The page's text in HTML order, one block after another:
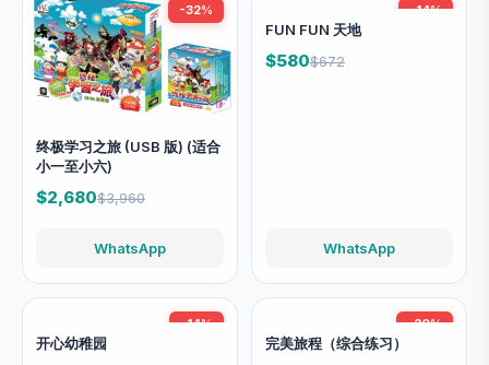
-32%
终极学习之旅 (USB 版) (适合
小一至小六)
$2,680$3,960
WhatsApp
-14%
FUN FUN 天地
$580$672
WhatsApp
-14% -20%